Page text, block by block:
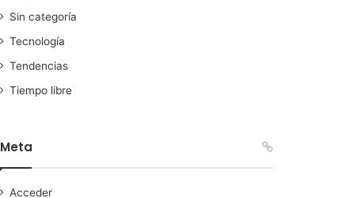
Sin categoría
Tecnología
Tendencias
Tiempo libre
Meta
Acceder